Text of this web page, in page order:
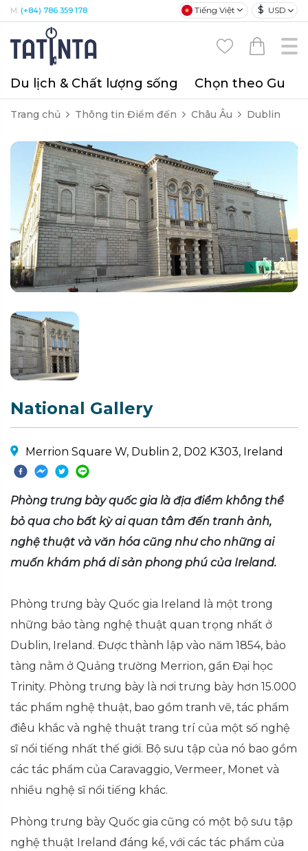
M: (+84) 786 359 178 Tiếng Việt $ USD
Du lịch & Chất lượng sống Chọn theo Gu
Trang chủ Thông tin Điểm đến Châu Âu Dublin
National Gallery
Merrion Square W, Dublin 2, D02 K303, Ireland
Phòng trưng bày quốc gia là địa điểm không thể
bỏ qua cho bất kỳ ai quan tâm đến tranh ảnh,
nghệ thuật và văn hóa cũng như cho những ai
muốn khám phá di sản phong phú của Ireland.
Phòng trưng bày Quốc gia Ireland là một trong
những bảo tàng nghệ thuật quan trọng nhất ở
Dublin, Ireland. Được thành lập vào năm 1854, bảo
tàng nằm ở Quảng trường Merrion, gần Đại học
Trinity. Phòng trưng bày là nơi trưng bày hơn 15.000
tác phẩm nghệ thuật, bao gồm tranh vẽ, tác phẩm
điêu khắc và nghệ thuật trang trí của một số nghệ
sĩ nổi tiếng nhất thế giới. Bộ sưu tập của nó bao gồm
các tác phẩm của Caravaggio, Vermeer, Monet và
nhiều nghệ sĩ nổi tiếng khác.
Phòng trưng bày Quốc gia cũng có một bộ sưu tập
nghệ thuật Ireland đáng kể, với các tác phẩm của